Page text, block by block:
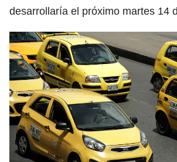
desarrollaría el próximo martes 14